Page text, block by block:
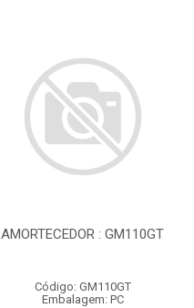
AMORTECEDOR : GM110GT
Código: GM110GT
Embalagem: PC